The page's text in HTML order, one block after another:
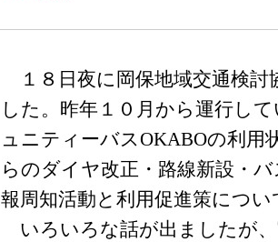
１８日夜に岡保地域交通検討
した。昨年１０月から運行し
ュニティーバスOKABOの利用
らのダイヤ改正・路線新設・
報周知活動と利用促進策につ
いろいろな話が出ましたが